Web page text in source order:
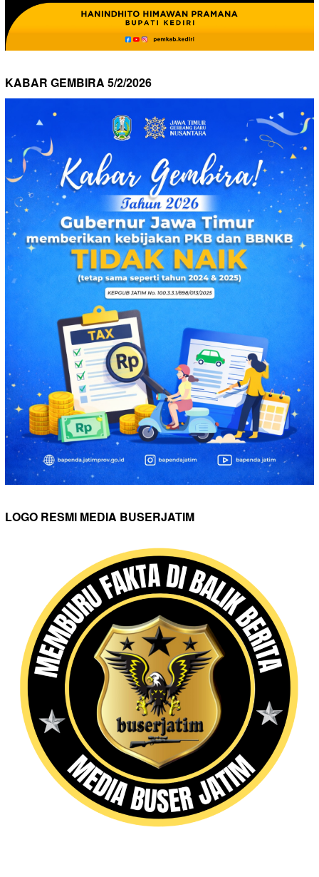
KABAR GEMBIRA 5/2/2026
LOGO RESMI MEDIA BUSERJATIM